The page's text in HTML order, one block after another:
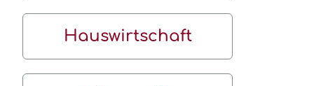
Hauswirtschaft